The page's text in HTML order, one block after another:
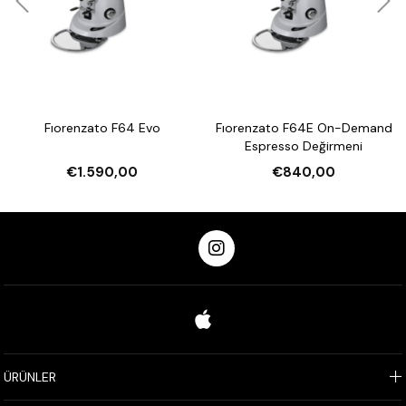
Fiyat farkı bulunmamakta olup, fark yalnızcarenk
seçenekleriile ilgilidir: Bakır, Beyaz ve Siyah.
Fıorenzato F64 Evo
€1.590,00
Fıorenzato F64E On-Demand
Espresso Değirmeni
€840,00
ÜRÜNLER